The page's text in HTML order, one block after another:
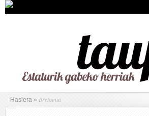
Hasiera » Bretainia